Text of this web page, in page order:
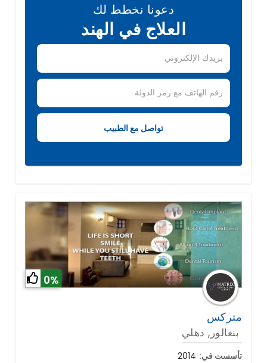
دعونا نخطط لك
العلاج في الهند
0%
متركس
بنغالور, دهلي
تأسست في: 2014